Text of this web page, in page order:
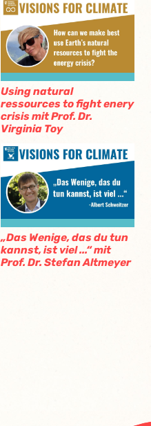
Using natural
ressources to fight enery
crisis mit Prof. Dr.
Virginia Toy
„Das Wenige, das du tun
kannst, ist viel ...“ mit
Prof. Dr. Stefan Altmeyer